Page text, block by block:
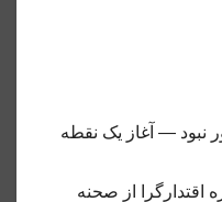
نبود — آغاز یک نقطه
اقتدارگرا از صحنه